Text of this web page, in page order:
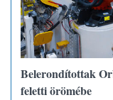
Belerondítottak
feletti örömébe